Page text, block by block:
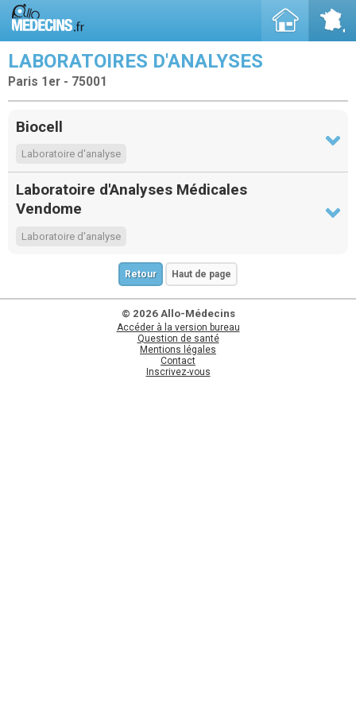
LABORATOIRES D'ANALYSES
Paris 1er - 75001
Biocell
Laboratoire d'analyse
Laboratoire d'Analyses Médicales
Vendome
Laboratoire d'analyse
Retour Haut de page
© 2026 Allo-Médecins
Accéder à la version bureau
Question de santé
Mentions légales
Contact
Inscrivez-vous